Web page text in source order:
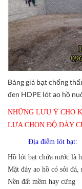
Bảng giá bạt chống
đen HDPE lót ao hồ
NHỮNG LƯU Ý CHO
LỰA CHỌN ĐỘ DÀY
Địa điểm lót bạt:
Hồ lót bạt chứa nước là
Mặt đáy ao hồ có sỏi đá,
Nền đất mềm hay cứng